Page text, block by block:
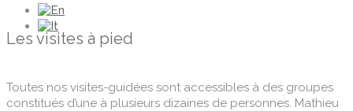
Les visites à pied
Toutes nos visites-guidées sont accessibles à des groupes
constitués d’une à plusieurs dizaines de personnes. Mathieu